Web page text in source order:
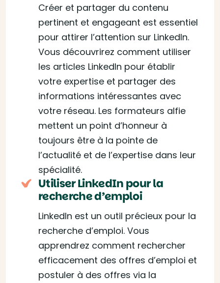
Créer et partager du contenu
pertinent et engageant est essentiel
pour attirer l’attention sur LinkedIn.
Vous découvrirez comment utiliser
les articles LinkedIn pour établir
votre expertise et partager des
informations intéressantes avec
votre réseau. Les formateurs alfie
mettent un point d’honneur à
toujours être à la pointe de
l’actualité et de l’expertise dans leur
spécialité.
Utiliser LinkedIn pour la
recherche d’emploi
LinkedIn est un outil précieux pour la
recherche d’emploi. Vous
apprendrez comment rechercher
efficacement des offres d’emploi et
postuler à des offres via la